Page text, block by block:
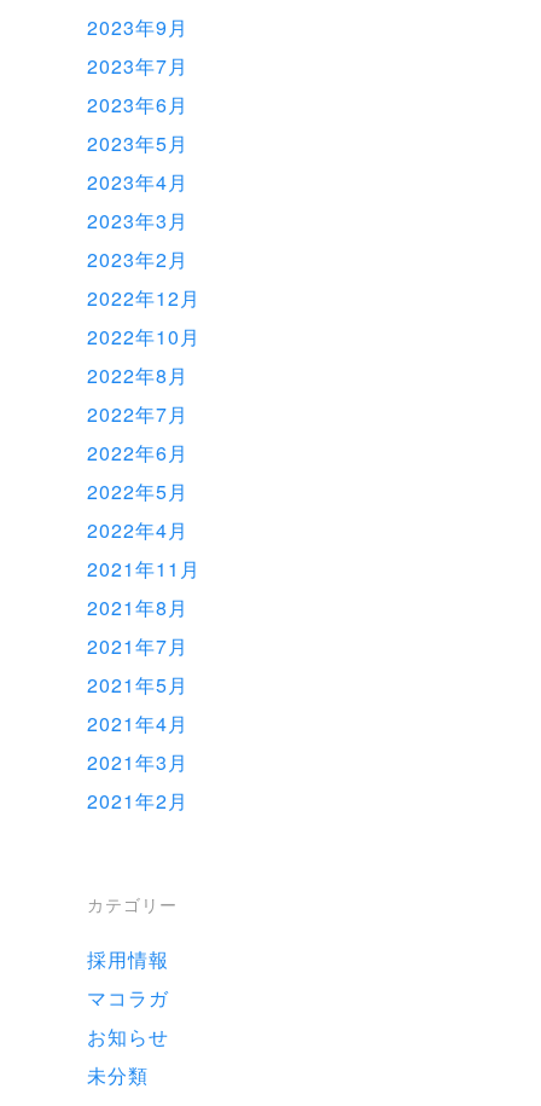
2023年9月
2023年7月
2023年6月
2023年5月
2023年4月
2023年3月
2023年2月
2022年12月
2022年10月
2022年8月
2022年7月
2022年6月
2022年5月
2022年4月
2021年11月
2021年8月
2021年7月
2021年5月
2021年4月
2021年3月
2021年2月
カテゴリー
採用情報
マコラガ
お知らせ
未分類